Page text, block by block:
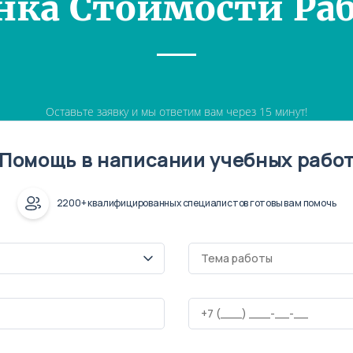
Оставьте заявку и мы ответим вам через 15 минут!
в написании учебных работ
2200+ квалифицированных специалистов готовы вам помочь